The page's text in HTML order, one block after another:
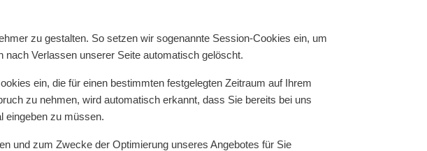
zu gestalten. So setzen wir sogenannte Session-Cookies ein, um
Verlassen unserer Seite automatisch gelöscht.
ein, die für einen bestimmten festgelegten Zeitraum auf Ihrem
zu nehmen, wird automatisch erkannt, dass Sie bereits bei uns
eingeben zu müssen.
und zum Zwecke der Optimierung unseres Angebotes für Sie